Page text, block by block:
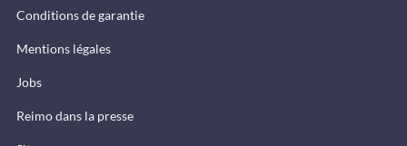
Conditions de garantie
Mentions légales
Jobs
Reimo dans la presse